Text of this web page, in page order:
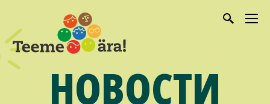
НОВОСТИ